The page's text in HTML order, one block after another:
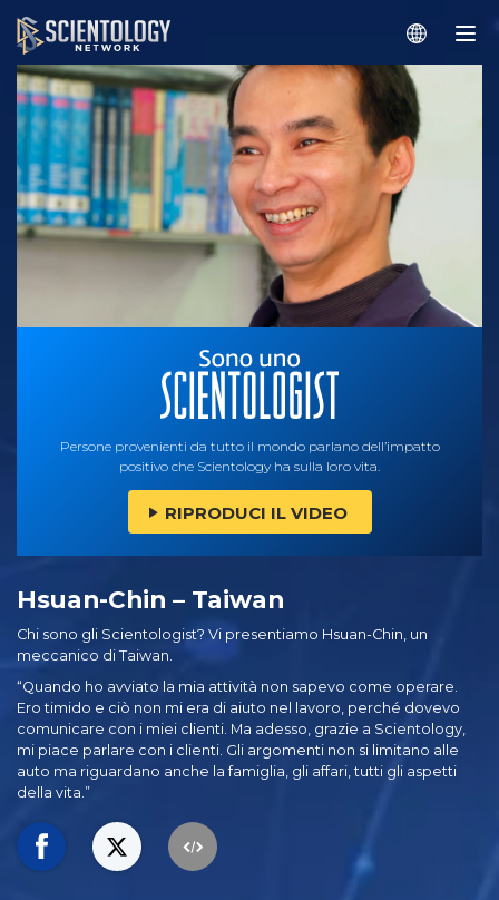
Persone provenienti da tutto il mondo parlano dell’impatto
positivo che Scientology ha sulla loro vita.
RIPRODUCI IL VIDEO
Hsuan-Chin – Taiwan
Chi sono gli Scientologist? Vi presentiamo Hsuan-Chin, un
meccanico di Taiwan.
“Quando ho avviato la mia attività non sapevo come operare.
Ero timido e ciò non mi era di aiuto nel lavoro, perché dovevo
comunicare con i miei clienti. Ma adesso, grazie a Scientology,
mi piace parlare con i clienti. Gli argomenti non si limitano alle
auto ma riguardano anche la famiglia, gli affari, tutti gli aspetti
della vita.”